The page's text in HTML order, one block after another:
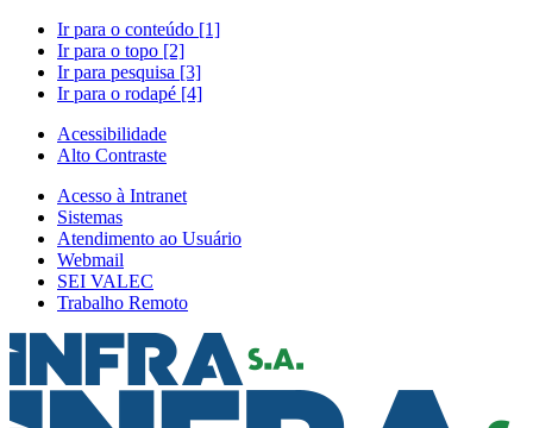
Ir para o conteúdo [1]
Ir para o topo [2]
Ir para pesquisa [3]
Ir para o rodapé [4]
Acessibilidade
Alto Contraste
Acesso à Intranet
Sistemas
Atendimento ao Usuário
Webmail
SEI VALEC
Trabalho Remoto